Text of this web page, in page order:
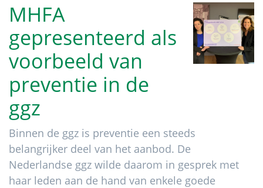
MHFA
gepresenteerd als
voorbeeld van
preventie in de
ggz
Binnen de ggz is preventie een steeds
belangrijker deel van het aanbod. De
Nederlandse ggz wilde daarom in gesprek met
haar leden aan de hand van enkele goede